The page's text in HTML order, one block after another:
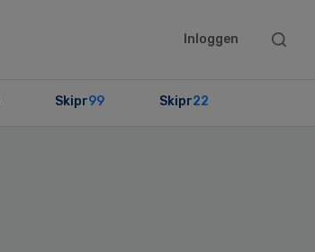
Inloggen
Search
Skipr99 Skipr22